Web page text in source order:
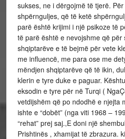
sukses, ne i dërgojmë të tjerë.
shpërnguljes, që të ketë
parë është krijimi i një psikoze të
të parë është e nevojshme që për
shqiptarëve e të bejmë për vete
me influencë, me para ose me
mëndjen shqiptarëve që të ikin,
klerin e tyre duke e paguar.
eksodin e tyre për në Turqi (
vetdijshëm që po ndodhë e njejta
ishte e “dobët” (nga viti 1968 –
“rehat” prej saj.,E doni një
Prishtinës , xhamijat të zbrazura.